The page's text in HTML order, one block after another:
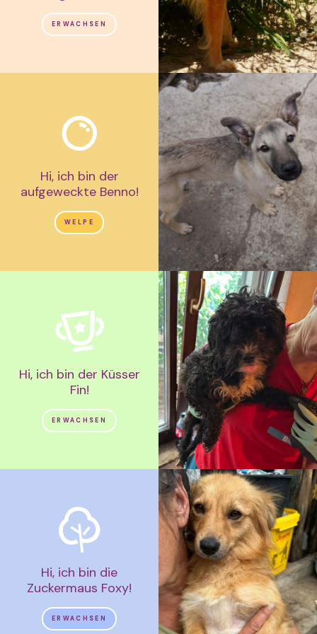
ERWACHSEN
Hi, ich bin der
aufgeweckte Benno!
WELPE
Hi, ich bin der Küsser
Fin!
ERWACHSEN
Hi, ich bin die
Zuckermaus Foxy!
ERWACHSEN